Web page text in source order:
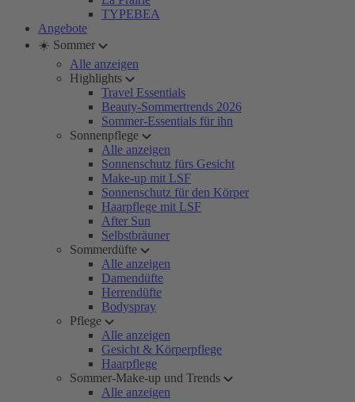
TYPEBEA
Angebote
☀️ Sommer
Alle anzeigen
Highlights
Travel Essentials
Beauty-Sommertrends 2026
Sommer-Essentials für ihn
Sonnenpflege
Alle anzeigen
Sonnenschutz fürs Gesicht
Make-up mit LSF
Sonnenschutz für den Körper
Haarpflege mit LSF
After Sun
Selbstbräuner
Sommerdüfte
Alle anzeigen
Damendüfte
Herrendüfte
Bodyspray
Pflege
Alle anzeigen
Gesicht & Körperpflege
Haarpflege
Sommer-Make-up und Trends
Alle anzeigen